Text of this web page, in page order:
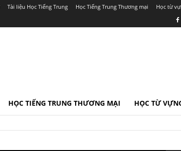
Tài liệu Học Tiếng Trung Học Tiếng Trung Thương mại Học từ
HỌC TIẾNG TRUNG THƯƠNG MẠI HỌC TỪ